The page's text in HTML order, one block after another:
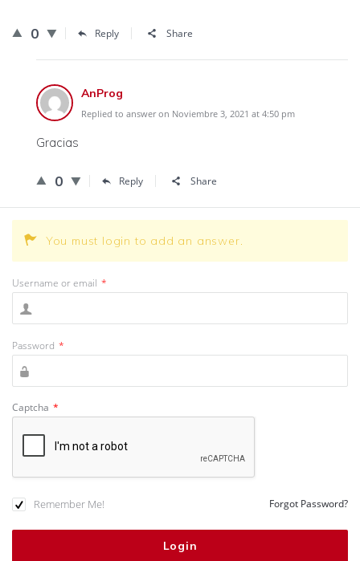
0 Reply Share
AnProg
Replied to answer on Noviembre 3, 2021 at 4:50 pm
Gracias
0 Reply Share
You must login to add an answer.
Username or email *
Password *
Captcha *
Remember Me! Forgot Password?